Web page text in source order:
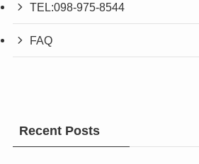
TEL:098-975-8544
FAQ
Recent Posts